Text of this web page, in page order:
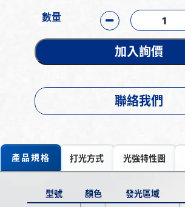
數量
加入詢價
聯絡我們
產品規格 打光方式 光強特性圖
型號 顏色 發光區域